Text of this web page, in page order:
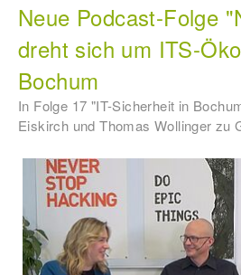
Neue Podcast-Folge
dreht sich um ITS-
Bochum
In Folge 17 "IT-Sicherheit in
Eiskirch und Thomas Wollinger zu